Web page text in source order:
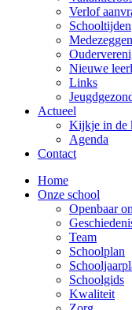
Verlof
Schooltijden
Nieuwe
Links
Actueel
Kijkje in de
Agenda
Contact
Home
Onze school
Openbaar
Team
Schoolplan
Schoolgids
Kwaliteit